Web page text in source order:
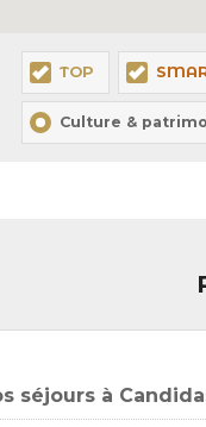
TOP
Culture &
séjours à